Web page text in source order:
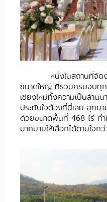
หนึ่งในสถานที่จั
ขนาดใหญ่ ที่รวมครบจบทุ
เชียงใหม่ทั้งความเป็นล้าน
ประทับใจต้องที่นี่เลย อุทย
ด้วยขนาดพื้นที่ 468 ไร่ ท
มากมายให้เลือกได้ตามใจก